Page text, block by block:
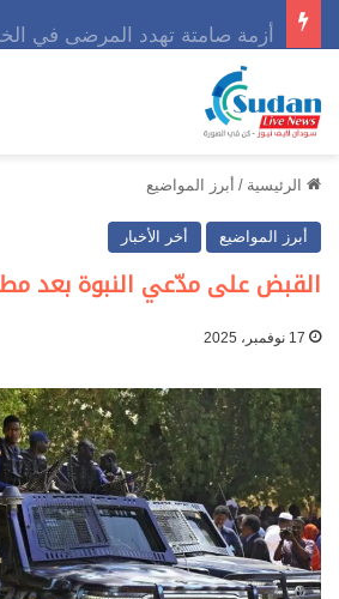
الرئيسية / أبرز المواضيع
أبرز المواضيع أخر الأخبار
القبض على مدّعي النبوة بعد
17 نوفمبر، 2025